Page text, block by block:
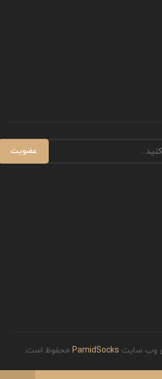
PamidSocks محفوظ است.